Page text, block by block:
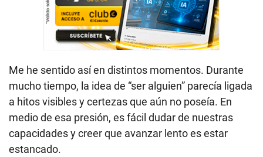
Me he sentido así en distintos momentos. Durante
mucho tiempo, la idea de “ser alguien” parecía ligada
a hitos visibles y certezas que aún no poseía. En
medio de esa presión, es fácil dudar de nuestras
capacidades y creer que avanzar lento es estar
estancado.